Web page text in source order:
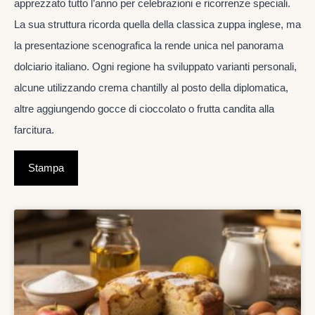
apprezzato tutto l’anno per celebrazioni e ricorrenze speciali.
La sua struttura ricorda quella della classica zuppa inglese, ma
la presentazione scenografica la rende unica nel panorama
dolciario italiano. Ogni regione ha sviluppato varianti personali,
alcune utilizzando crema chantilly al posto della diplomatica,
altre aggiungendo gocce di cioccolato o frutta candita alla
farcitura.
Stampa